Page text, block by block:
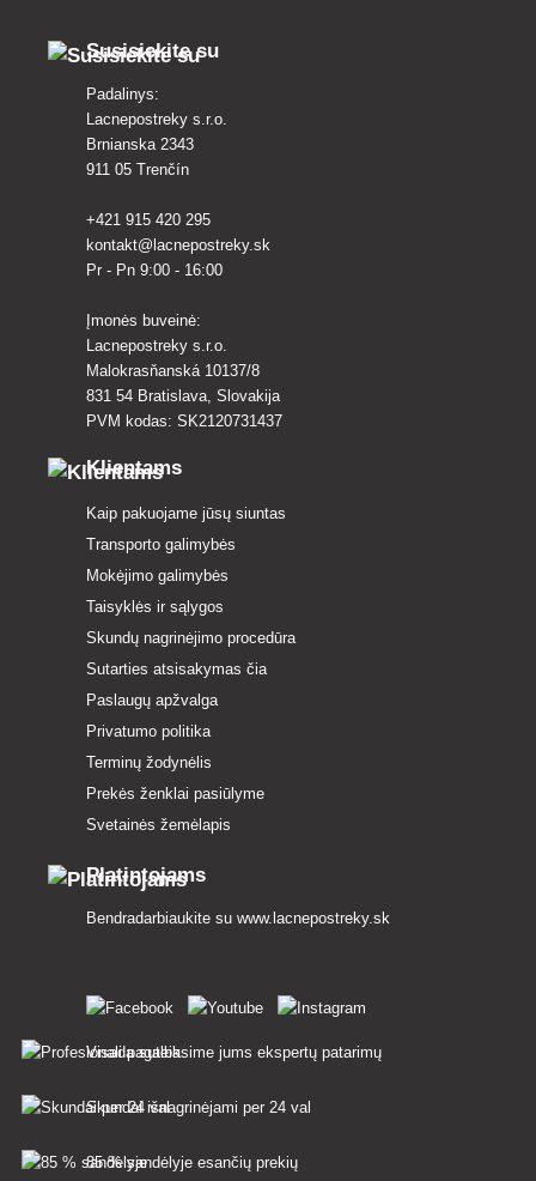
Susisiekite su
Padalinys:
Lacnepostreky s.r.o.
Brnianska 2343
911 05 Trenčín
+421 915 420 295
kontakt@lacnepostreky.sk
Pr - Pn 9:00 - 16:00
Įmonės buveinė:
Lacnepostreky s.r.o.
Malokrasňanská 10137/8
831 54 Bratislava, Slovakija
PVM kodas: SK2120731437
Klientams
Kaip pakuojame jūsų siuntas
Transporto galimybės
Mokėjimo galimybės
Taisyklės ir sąlygos
Skundų nagrinėjimo procedūra
Sutarties atsisakymas čia
Paslaugų apžvalga
Privatumo politika
Terminų žodynėlis
Prekės ženklai pasiūlyme
Svetainės žemėlapis
Platintojams
Bendradarbiaukite su www.lacnepostreky.sk
Visada suteiksime jums ekspertų patarimų
Skundai išnagrinėjami per 24 val
85 % sandėlyje esančių prekių